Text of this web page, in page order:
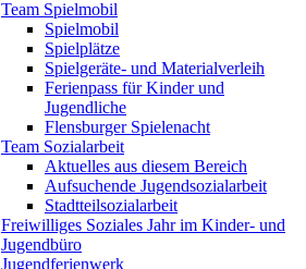
Team Spielmobil
Spielmobil
Spielplätze
Spielgeräte- und Materialverleih
Ferienpass für Kinder und
Jugendliche
Flensburger Spielenacht
Team Sozialarbeit
Aktuelles aus diesem Bereich
Aufsuchende Jugendsozialarbeit
Stadtteilsozialarbeit
Freiwilliges Soziales Jahr im Kinder- und
Jugendbüro
Jugendferienwerk